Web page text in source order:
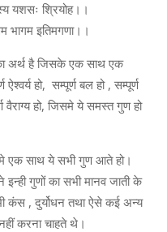
यशसः श्रियोह।।
भागम इतिमगणा।।
अर्थ है जिसके एक साथ एक
हो, सम्पूर्ण बल हो , सम्पूर्ण
वैराग्य हो, जिसमे ये समस्त गुण हो
एक साथ ये सभी गुण आते हो।
गुणों का सभी मानव जाती के
कंस , दुर्योधन तथा ऐसे कई अन्य
करना चाहते थे।